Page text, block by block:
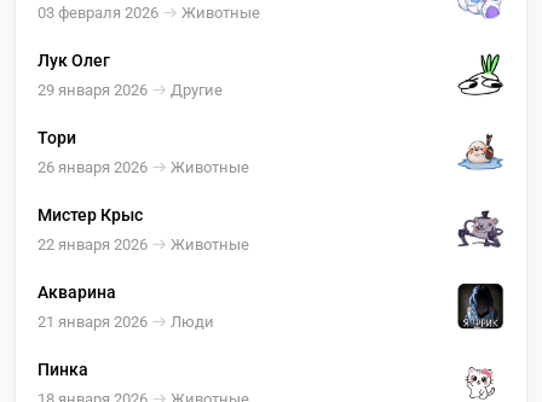
03 февраля 2026 Животные
Лук Олег
29 января 2026 Другие
Тори
26 января 2026 Животные
Мистер Крыс
22 января 2026 Животные
Акварина
21 января 2026 Люди
Пинка